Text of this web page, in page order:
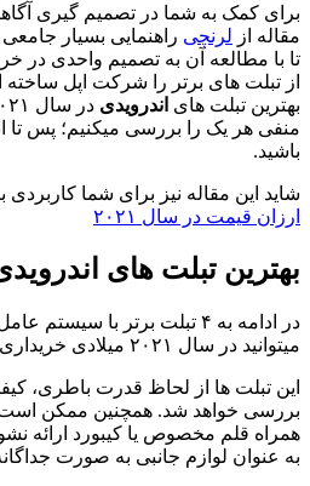
برای کمک به شما در تصمیم گیری
مقاله از لرنچی راهنمایی بسیار
تا با مطالعه آن به تصمیم واحدی در
از تبلت های برتر را شرکت اپل
بهترین تبلت های اندرویدی
منفی هر یک را بررسی میکنیم؛ پس تا
باشید.
شاید این مقاله نیز برای شما کاربردی
ارزان قیمت در سال ۲۰۲۱
بهترین تبلت های اندرویدی
در ادامه به ۴ تبلت برتر با
میتوانید در سال ۲۰۲۱ میلادی خریداری کنید.
این تبلت ها از لحاظ قدرت باطری،
بررسی خواهد شد. همچنین ممکن است
همراه قلم مخصوص یا کیبورد ارائه
به عنوان لوازم جانبی به صورت